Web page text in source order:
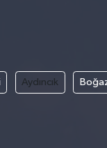
Aydıncık